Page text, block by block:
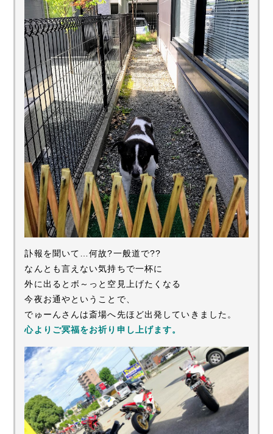
訃報を聞いて…何故?一般道で??
なんとも言えない気持ちで一杯に
外に出るとボ～っと空見上げたくなる
今夜お通やということで、
でゅーんさんは斎場へ先ほど出発していきました。
心よりご冥福をお祈り申し上げます。